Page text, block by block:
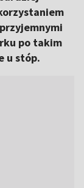
po takim
u stóp.